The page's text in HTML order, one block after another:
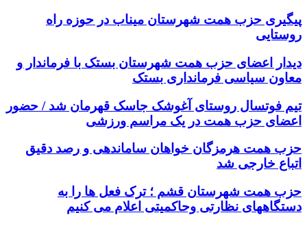
پیگیری حزب همت شهرستان میناب در حوزه راه
روستایی
دیدار اعضای حزب همت شهرستان بستک با فرماندار و
معاون سیاسی فرمانداری بستک
تیم فوتسال روستای آغوشک جاسک قهرمان شد / حضور
اعضای حزب همت در یک مراسم ورزشی
حزب همت هرمزگان خواهان ساماندهی و رصد دقیق
اتباع خارجی شد
حزب همت شهرستان قشم ؛ ترک فعل ها را به
دستگاههای نظارتی وحاکمیتی اعلام می کنیم